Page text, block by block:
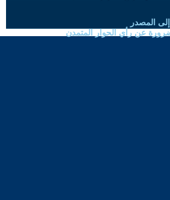
المصدر
عن رأي الحوار المتمدن